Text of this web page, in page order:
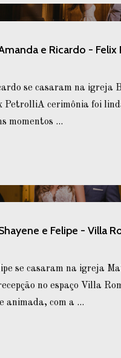
e Ricardo - Felix
se casaram na igreja
PetrolliA cerimônia foi
momentos ...
e Felipe - Villa
se casaram na igreja
no espaço Villa
animada, com a ...